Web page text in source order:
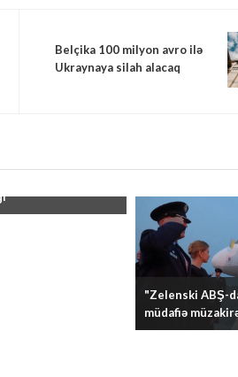
Belçika 100 milyon avro ilə
Ukraynaya silah alacaq
"Zelenski ABŞ-
müdafiə